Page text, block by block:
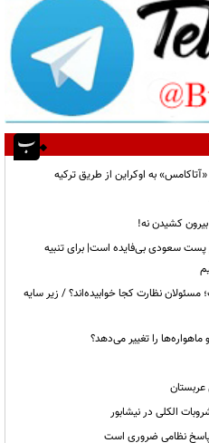
به اوکراین از طریق ترکیه
بیرون کشیدن نه!
پست سعودی بی‌فایده است| برای تنبیه
نظارت کجا خوابیده‌اند؟ / زیر سایه
را تغییر می‌دهد؟
پاسخ نظامی ضروری است